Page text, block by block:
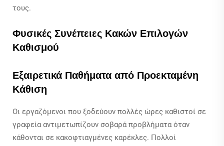
τους.
Φυσικές Συνέπειες Κακών Επιλογών
Καθισμού
Εξαιρετικά Παθήματα από Προεκταμένη
Κάθιση
Οι εργαζόμενοι που ξοδεύουν πολλές ώρες καθιστοί σε
γραφεία αντιμετωπίζουν σοβαρά προβλήματα όταν
κάθονται σε κακοφτιαγμένες καρέκλες. Πολλοί